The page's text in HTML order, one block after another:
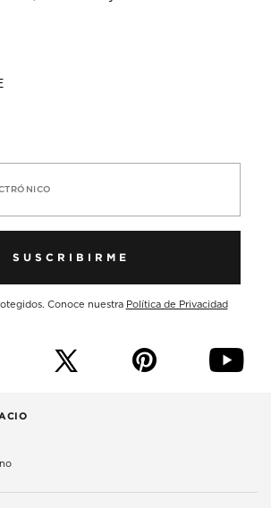
SUSCRIBIRME
Conoce nuestra Política de Privacidad
p y